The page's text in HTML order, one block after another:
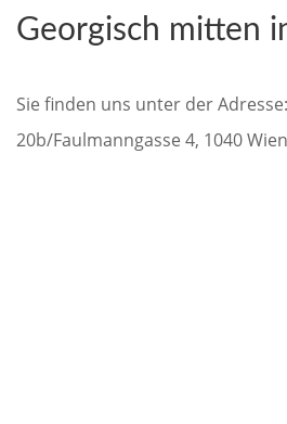
Georgisch mitten
Sie finden uns unter der
20b/Faulmanngasse 4, 1040